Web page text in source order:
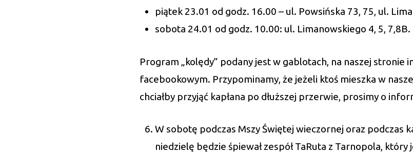
piątek 23.01 od godz. 16.00 – ul. Powsińska 73, 75, ul.
sobota 24.01 od godz. 10.00: ul. Limanowskiego 4, 5, 7,8B.
Program „kolędy” podany jest w gablotach, na naszej stronie
facebookowym. Przypominamy, że jeżeli ktoś mieszka w
chciałby przyjąć kapłana po dłuższej przerwie, prosimy o
W sobotę podczas Mszy Świętej wieczornej oraz podczas
niedzielę będzie śpiewał zespół TaRuta z Tarnopola,